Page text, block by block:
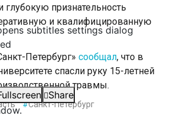
subtitles settings dialog
Share
признательность
и квалифицированную
Петербург» сообщал, что в
спасли руку 15-летней
травмы.
#Санкт-Петербург